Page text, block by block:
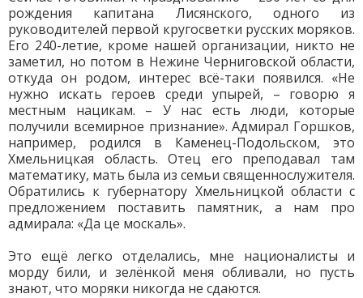
рождения капитана Лисянского, одного из
руководителей первой кругосветки русских моряков.
Его 240-летие, кроме нашей организации, никто не
заметил, но потом в Нежине Черниговской области,
откуда он родом, интерес всё-таки появился. «Не
нужно искать героев среди упырей, – говорю я
местным нацикам. – У нас есть люди, которые
получили всемирное признание». Адмирал Горшков,
например, родился в Каменец-Подольском, это
Хмельницкая область. Отец его преподавал там
математику, мать была из семьи священнослужителя.
Обратились к губернатору Хмельницкой области с
предложением поставить памятник, а нам про
адмирала: «Да це москаль».
Это ещё легко отделались, мне националисты и
морду били, и зелёнкой меня обливали, но пусть
знают, что моряки никогда не сдаются.